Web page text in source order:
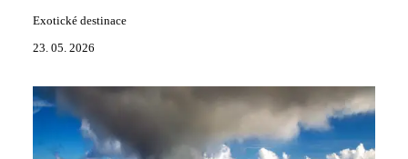
Exotické destinace
23. 05. 2026